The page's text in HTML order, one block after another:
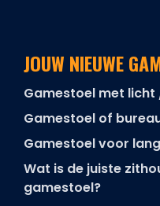
JOUW NIEUWE
Gamestoel met licht
Gamestoel of
Gamestoel voor
Wat is de juiste
gamestoel?